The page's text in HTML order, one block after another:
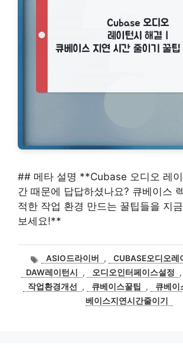
## 메타 설명 **Cubase 오디오 레
간 때문에 답답하셨나요? 큐베이스
적한 작업 환경 만드는 꿀팁들을 지
보세요!**
태
그
ASIO드라이버 , CUBASE오디오레
DAW레이턴시
, 오디오인터페이스설정 ,
작업환경개선
, 큐베이스꿀팁 , 큐베이
베이스지연시간줄이기